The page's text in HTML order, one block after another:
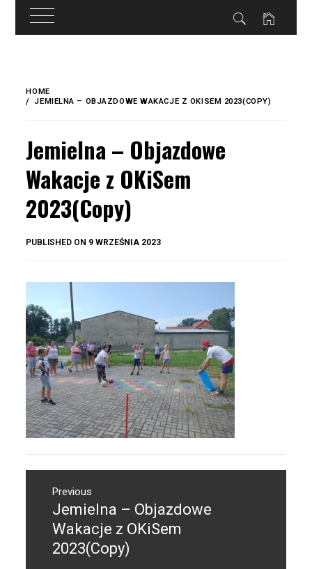
treści
content
HOME
JEMIELNA – OBJAZDOWE WAKACJE Z OKISEM 2023(COPY)
Jemielna – Objazdowe
Wakacje z OKiSem
2023(Copy)
PUBLISHED ON 9 WRZEŚNIA 2023
wpisuPrevious
Previous
post:
Jemielna – Objazdowe
Wakacje z OKiSem
2023(Copy)